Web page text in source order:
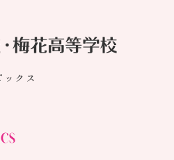
クス